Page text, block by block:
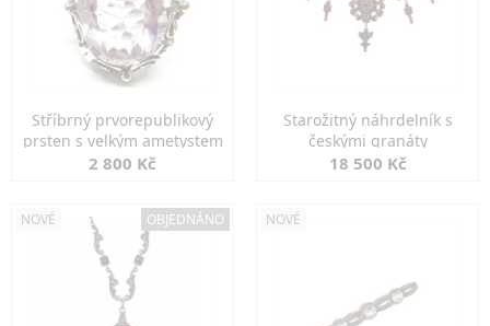
Stříbrný prvorepublikový
prsten s velkým ametystem
2 800 Kč
Starožitný náhrdelník s
českými granáty
18 500 Kč
NOVÉ OBJEDNÁNO NOVÉ